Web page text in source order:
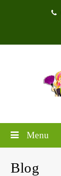
Menu
Blog